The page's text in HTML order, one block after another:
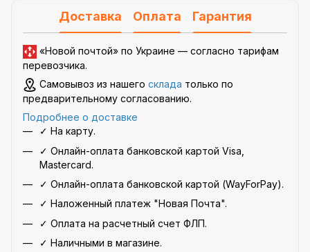
Доставка Оплата Гарантия
«Новой почтой» по Украине — согласно тарифам
перевозчика.
Самовывоз из нашего склада только по
предварительному согласованию.
Подробнее о доставке
✓ На карту.
✓ Онлайн-оплата банковской картой Visa,
Mastercard.
✓ Онлайн-оплата банковской картой (WayForPay).
✓ Наложенный платеж "Новая Почта".
✓ Оплата на расчетный счет ФЛП.
✓ Наличными в магазине.